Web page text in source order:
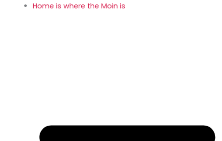
Home is where the Moin is